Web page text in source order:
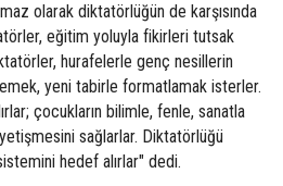
olarak diktatörlüğün de karşısında
eğitim yoluyla fikirleri tutsak
hurafelerle genç nesillerin
yeni tabirle formatlamak isterler.
çocukların bilimle, fenle, sanatla
sağlarlar. Diktatörlüğü
hedef alırlar" dedi.